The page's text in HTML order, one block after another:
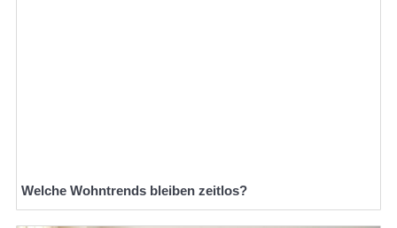
Welche Wohntrends bleiben zeitlos?